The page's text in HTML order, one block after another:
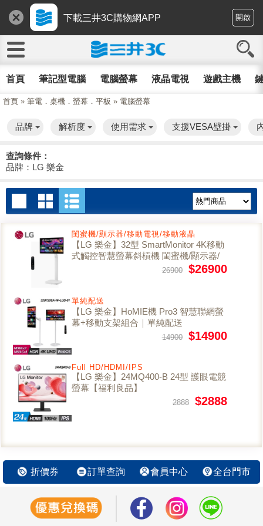
下載三井3C購物網APP 開啟
首頁 筆記型電腦 電腦螢幕 液晶電視 遊戲主機
首頁 » 筆電．桌機．螢幕．平板 » 電腦螢幕
品牌 解析度 使用需求 支援VESA壁掛
查詢條件：
品牌：LG 樂金
閨蜜機/顯示器/移動電視/移動液晶
【LG 樂金】32型 SmartMonitor 4K移動
式觸控智慧螢幕斜槓機 閨蜜機/顯示器/
移動電視/移動液晶【福利良品】
26900 $26900
單純配送
【LG 樂金】HoMIE機 Pro3 智慧聯網螢
幕+移動支架組合｜單純配送
14900 $14900
Full HD/HDMI/IPS
【LG 樂金】24MQ400-B 24型 護眼電競
螢幕【福利良品】
2888 $2888
折價券 訂單查詢 會員中心 全台門市